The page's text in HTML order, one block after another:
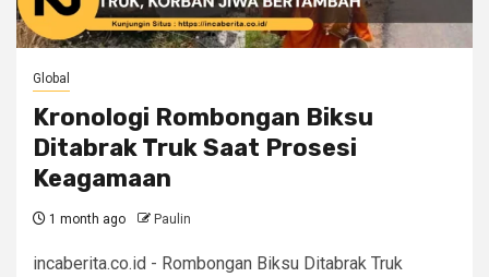
Global
Kronologi Rombongan Biksu
Ditabrak Truk Saat Prosesi
Keagamaan
1 month ago Paulin
incaberita.co.id - Rombongan Biksu Ditabrak Truk